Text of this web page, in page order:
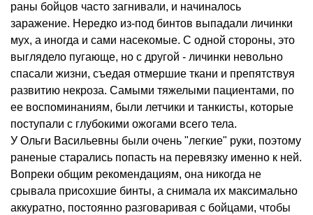
раны бойцов часто загнивали, и начиналось
заражение. Нередко из-под бинтов выпадали личинки
мух, а иногда и сами насекомые. С одной стороны, это
выглядело пугающе, но с другой - личинки невольно
спасали жизни, съедая отмершие ткани и препятствуя
развитию некроза. Самыми тяжелыми пациентами, по
ее воспоминаниям, были летчики и танкисты, которые
поступали с глубокими ожогами всего тела.
У Ольги Васильевны были очень "легкие" руки, поэтому
раненые старались попасть на перевязку именно к ней.
Вопреки общим рекомендациям, она никогда не
срывала присохшие бинты, а снимала их максимально
аккуратно, постоянно разговаривая с бойцами, чтобы